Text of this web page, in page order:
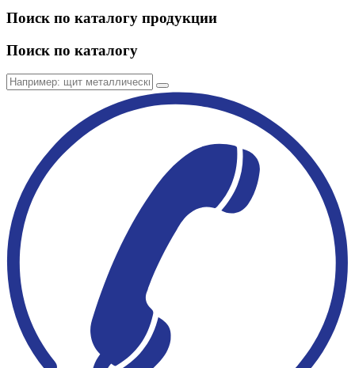
Поиск по каталогу продукции
Поиск по каталогу